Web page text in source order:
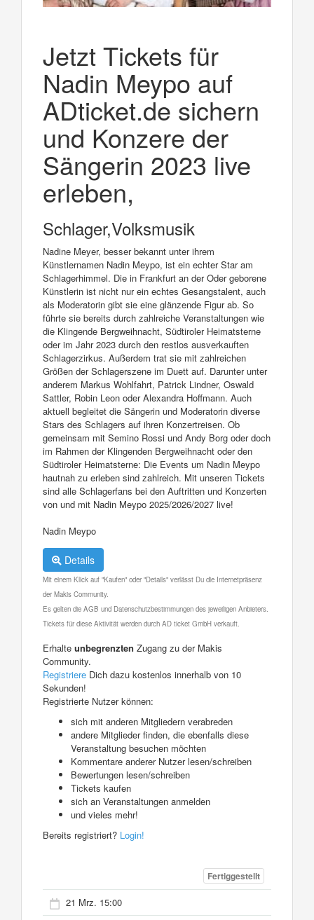
Jetzt Tickets für
Nadin Meypo auf
ADticket.de sichern
und Konzere der
Sängerin 2023 live
erleben,
Schlager,Volksmusik
Nadine Meyer, besser bekannt unter ihrem
Künstlernamen Nadin Meypo, ist ein echter Star am
Schlagerhimmel. Die in Frankfurt an der Oder geborene
Künstlerin ist nicht nur ein echtes Gesangstalent, auch
als Moderatorin gibt sie eine glänzende Figur ab. So
führte sie bereits durch zahlreiche Veranstaltungen wie
die Klingende Bergweihnacht, Südtiroler Heimatsterne
oder im Jahr 2023 durch den restlos ausverkauften
Schlagerzirkus. Außerdem trat sie mit zahlreichen
Größen der Schlagerszene im Duett auf. Darunter unter
anderem Markus Wohlfahrt, Patrick Lindner, Oswald
Sattler, Robin Leon oder Alexandra Hoffmann. Auch
aktuell begleitet die Sängerin und Moderatorin diverse
Stars des Schlagers auf ihren Konzertreisen. Ob
gemeinsam mit Semino Rossi und Andy Borg oder doch
im Rahmen der Klingenden Bergweihnacht oder den
Südtiroler Heimatsterne: Die Events um Nadin Meypo
hautnah zu erleben sind zahlreich. Mit unseren Tickets
sind alle Schlagerfans bei den Auftritten und Konzerten
von und mit Nadin Meypo 2025/2026/2027 live!
Nadin Meypo
Details
Mit einem Klick auf "Kaufen" oder "Details" verlässt Du die Internetpräsenz
der Makis Community.
Es gelten die AGB und Datenschutzbestimmungen des jeweiligen Anbieters.
Tickets für diese Aktivität werden durch AD ticket GmbH verkauft.
Erhalte unbegrenzten Zugang zu der Makis
Community.
Registriere Dich dazu kostenlos innerhalb von 10
Sekunden!
Registrierte Nutzer können:
sich mit anderen Mitgliedern verabreden
andere Mitglieder finden, die ebenfalls diese
Veranstaltung besuchen möchten
Kommentare anderer Nutzer lesen/schreiben
Bewertungen lesen/schreiben
Tickets kaufen
sich an Veranstaltungen anmelden
und vieles mehr!
Bereits registriert? Login!
Fertiggestellt
21 Mrz. 15:00